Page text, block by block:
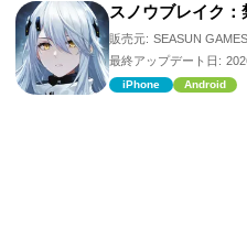
スノウブレイク：
販売元: SEASUN
最終アップデート日:
iPhone Android